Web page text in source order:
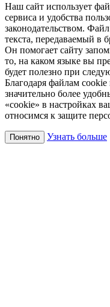
Наш сайт использует
сервиса и удобства
законодательством.
текста, передаваемый в
Он помогает сайту
то, на каком языке вы
будет полезно при
Благодаря файлам cookie
значительно более
«cookie» в настройках
относимся к защите
Понятно Узнать больше